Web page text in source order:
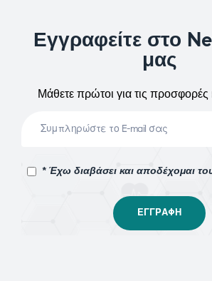
Εγγραφείτε στο
μας
Μάθετε πρώτοι για τις προσφορές
* Έχω διαβάσει και αποδέχομαι